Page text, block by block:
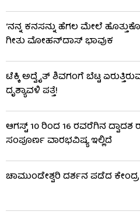
‘ನನ್ನ ಕನಸನ್ನು ಹೆಗಲ ಮೇಲೆ
ಗೀತು ಮೋಹನ್​​ದಾಸ್ ಭಾವುಕ
ಟೆಕ್ಕಿ ಅದ್ವೈತ್ ಶಿವಗಂಗೆ ಬೆಟ್ಟ
ದೃಶ್ಯಾವಳಿ ಪತ್ತೆ!
ಆಗಸ್ಟ್ 10 ರಿಂದ 16 ರವರೆಗಿನ ದ್ವಾದಶ
ಸಂಪೂರ್ಣ ವಾರಭವಿಷ್ಯ ಇಲ್ಲಿದೆ
ಚಾಮುಂಡೇಶ್ವರಿ ದರ್ಶನ ಪಡೆದ